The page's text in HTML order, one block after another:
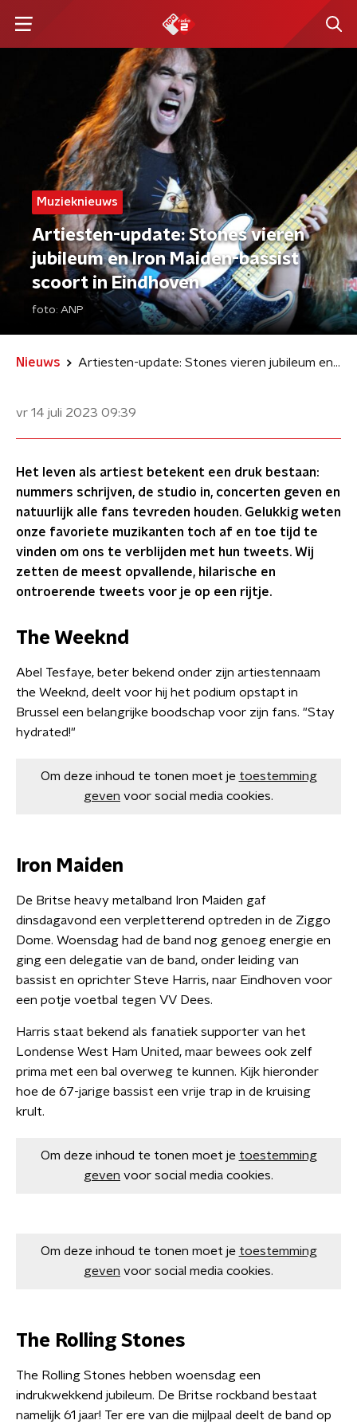
Muzieknieuws
Artiesten-update: Stones vieren
jubileum en Iron Maiden-bassist
scoort in Eindhoven
foto: ANP
Nieuws Artiesten-update: Stones vieren jubileum en Iron Maiden-bassist scoort in Eindhoven
vr 14 juli 2023 09:39
Het leven als artiest betekent een druk bestaan:
nummers schrijven, de studio in, concerten geven en
natuurlijk alle fans tevreden houden. Gelukkig weten
onze favoriete muzikanten toch af en toe tijd te
vinden om ons te verblijden met hun tweets. Wij
zetten de meest opvallende, hilarische en
ontroerende tweets voor je op een rijtje.
The Weeknd
Abel Tesfaye, beter bekend onder zijn artiestennaam
the Weeknd, deelt voor hij het podium opstapt in
Brussel een belangrijke boodschap voor zijn fans. "Stay
hydrated!"
Om deze inhoud te tonen moet je toestemming
geven voor social media cookies.
Iron Maiden
De Britse heavy metalband Iron Maiden gaf
dinsdagavond een verpletterend optreden in de Ziggo
Dome. Woensdag had de band nog genoeg energie en
ging een delegatie van de band, onder leiding van
bassist en oprichter Steve Harris, naar Eindhoven voor
een potje voetbal tegen VV Dees.
Harris staat bekend als fanatiek supporter van het
Londense West Ham United, maar bewees ook zelf
prima met een bal overweg te kunnen. Kijk hieronder
hoe de 67-jarige bassist een vrije trap in de kruising
krult.
Om deze inhoud te tonen moet je toestemming
geven voor social media cookies.
Om deze inhoud te tonen moet je toestemming
geven voor social media cookies.
The Rolling Stones
The Rolling Stones hebben woensdag een
indrukwekkend jubileum. De Britse rockband bestaat
namelijk 61 jaar! Ter ere van die mijlpaal deelt de band op